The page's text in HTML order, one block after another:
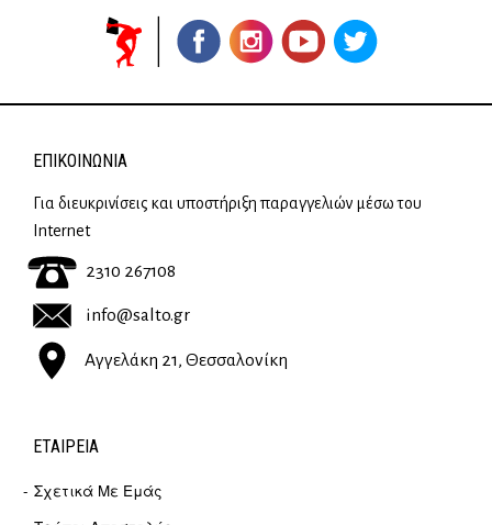
ΕΠΙΚΟΙΝΩΝΊΑ
Για διευκρινίσεις και υποστήριξη παραγγελιών μέσω του
Internet
2310 267108
info@salto.gr
Αγγελάκη 21, Θεσσαλονίκη
ΕΤΑΙΡΕΊΑ
Σχετικά Με Εμάς